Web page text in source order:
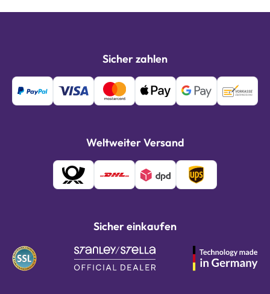
Sicher zahlen
Weltweiter Versand
Sicher einkaufen